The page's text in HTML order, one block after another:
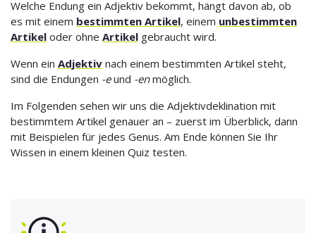
Welche Endung ein Adjektiv bekommt, hängt davon ab, ob
es mit einem bestimmten Artikel, einem unbestimmten
Artikel oder ohne Artikel gebraucht wird.
Wenn ein Adjektiv nach einem bestimmten Artikel steht,
sind die Endungen -eund -enmöglich.
Im Folgenden sehen wir uns die Adjektivdeklination mit
bestimmtem Artikel genauer an – zuerst im Überblick, dann
mit Beispielen für jedes Genus. Am Ende können Sie Ihr
Wissen in einem kleinen Quiz testen.